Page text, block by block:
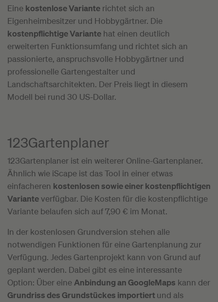
Eine kostenlose Variante richtet sich an
Eigenheimbesitzer und Hobbygärtner. Die
kostenpflichtige Variante hat einen deutlich
erweiterten Funktionsumfang und richtet sich an
passionierte, anspruchsvolle Hobbygärtner und
professionelle Gartengestalter und
Landschaftsarchitekten. Der Preis liegt in diesem
Modell bei rund 30 US-Dollar.
123Gartenplaner
123Gartenplaner ist ein weiterer Online-Gartenplaner.
Ähnlich wie iScape ist das Tool in einer etwas
einfacheren kostenlosen sowie einer kostenpflichtigen
Varianteverfügbar. Die Kosten für die kostenpflichtige
Variante belaufen sich auf 7,90 € im Monat.
In der kostenlosen Grundversion stehen alle
notwendigen Funktionen für eine Gartenplanung zur
Verfügung. Jedes Gartenprojekt kann von Grund auf
geplant werden. Dabei gibt es eine interessante
Option: Über eineAnbindung an GoogleMaps kann der
Grundriss des Grundstückes importiertund als